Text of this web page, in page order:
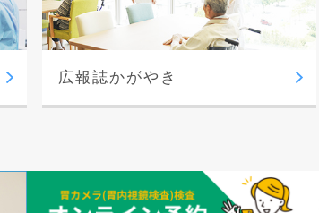
広報誌かがやき